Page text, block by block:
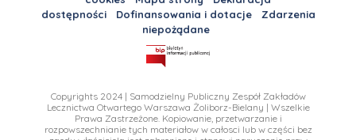
dostępności
Dofinansowania i dotacje
Zdarzenia
niepożądane
Copyrights 2024 | Samodzielny Publiczny Zespół Zakładów
Lecznictwa Otwartego Warszawa Żoliborz-Bielany | Wszelkie
Prawa Zastrzeżone. Kopiowanie, przetwarzanie i
rozpowszechnianie tych materiałow w całosci lub w części bez